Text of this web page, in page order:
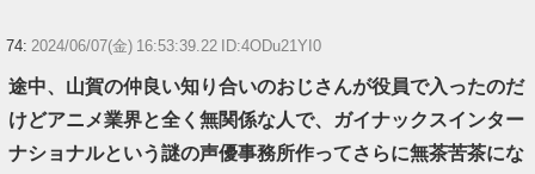
74: 2024/06/07(金) 16:53:39.22 ID:4ODu21YI0
途中、山賀の仲良い知り合いのおじさんが役員で入ったのだ
けどアニメ業界と全く無関係な人で、ガイナックスインター
ナショナルという謎の声優事務所作ってさらに無茶苦茶にな